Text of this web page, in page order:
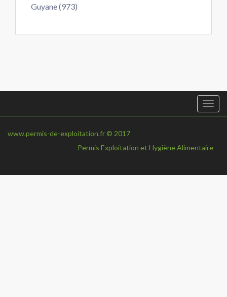
Guyane (973)
www.permis-de-exploitation.fr © 2017
Permis Exploitation et Hygiène Alimentaire